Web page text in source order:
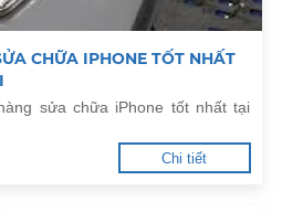
CHỮA IPHONE TỐT NHẤT
sửa chữa iPhone tốt nhất tại
Chi tiết